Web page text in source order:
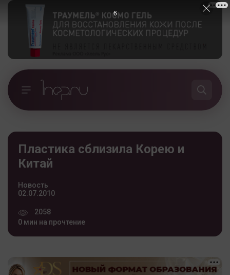
Пластика сблизила Корею и
Китай
Новость
02.07.2010
2058
0 мин на прочтение
5